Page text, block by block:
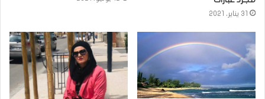
31 يناير، 2021